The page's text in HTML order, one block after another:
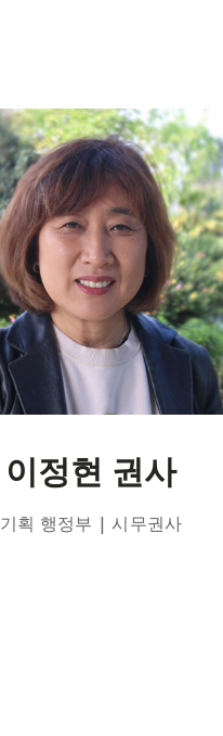
이정현 권사
기획 행정부 | 시무권사